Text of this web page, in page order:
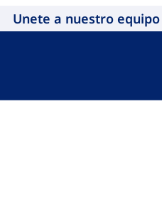
Unete a nuestro equipo